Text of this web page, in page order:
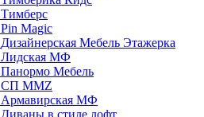
Тимберс
Pin Magic
Дизайнерская Мебель Этажерка
Лидская МФ
Панормо Мебель
СП ММZ
Армавирская МФ
Диваны в стиле лофт